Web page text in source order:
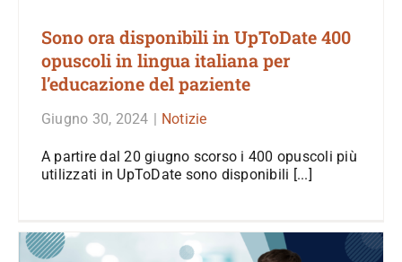
Sono ora disponibili in UpToDate 400
opuscoli in lingua italiana per
l’educazione del paziente
Giugno 30, 2024 Notizie
A partire dal 20 giugno scorso i 400 opuscoli più
utilizzati in UpToDate sono disponibili [...]